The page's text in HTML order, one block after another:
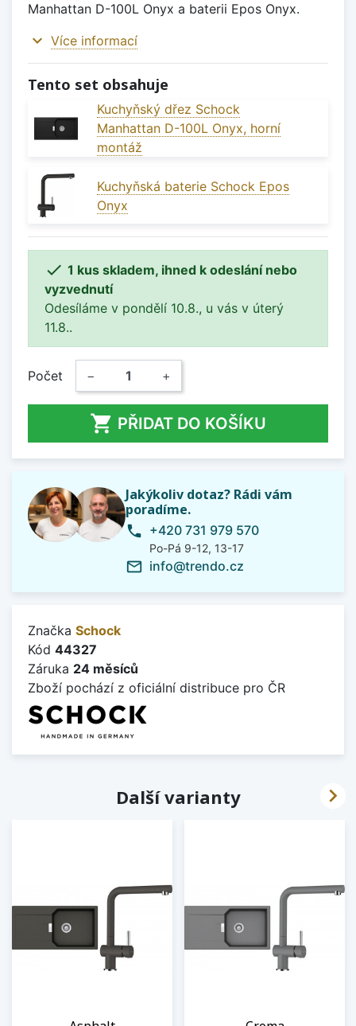
Manhattan D-100L Onyx a baterii Epos Onyx.
expand_more Více informací
Tento set obsahuje
Kuchyňský dřez Schock
Manhattan D-100L Onyx, horní
montáž
Kuchyňská baterie Schock Epos
Onyx
 1 kus skladem, ihned k odeslání nebo
vyzvednutí
Odesíláme v pondělí 10.8., u vás v úterý
11.8..
Počet − +
 PŘIDAT DO KOŠÍKU
Jakýkoliv dotaz? Rádi vám
poradíme.
phone +420 731 979 570
Po-Pá 9-12, 13-17
mail_outline info@trendo.cz
Značka Schock
Kód 44327
Záruka 24 měsíců
Zboží pochází z oficiální distribuce pro ČR
Další varianty 